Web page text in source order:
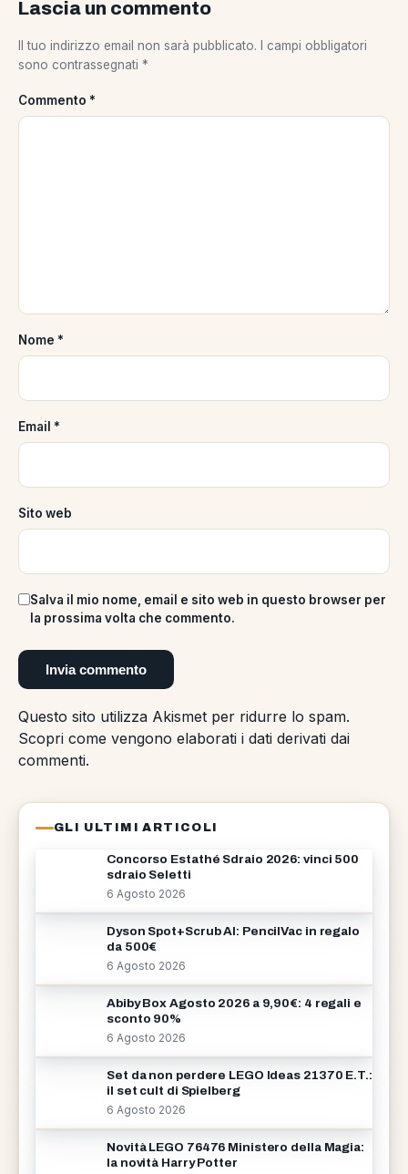
Lascia un commento
Il tuo indirizzo email non sarà pubblicato.
I campi obbligatori
sono contrassegnati *
Commento *
Nome *
Email *
Sito web
Salva il mio nome, email e sito web in questo browser per
la prossima volta che commento.
Questo sito utilizza Akismet per ridurre lo spam.
Scopri come vengono elaborati i dati derivati dai
commenti.
GLI ULTIMI ARTICOLI
Concorso Estathé Sdraio 2026: vinci 500
sdraio Seletti
6 Agosto 2026
Dyson Spot+Scrub AI: PencilVac in regalo
da 500€
6 Agosto 2026
Abiby Box Agosto 2026 a 9,90€: 4 regali e
sconto 90%
6 Agosto 2026
Set da non perdere LEGO Ideas 21370 E.T.:
il set cult di Spielberg
6 Agosto 2026
Novità LEGO 76476 Ministero della Magia:
la novità Harry Potter